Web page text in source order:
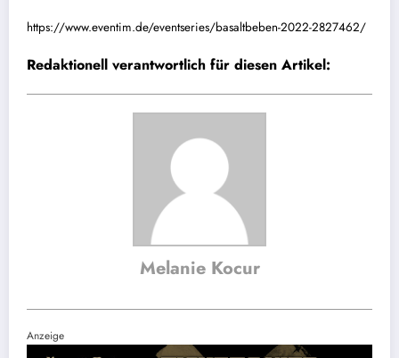
https://www.eventim.de/eventseries/basaltbeben-2022-2827462/
Redaktionell verantwortlich für diesen Artikel:
Melanie Kocur
Anzeige